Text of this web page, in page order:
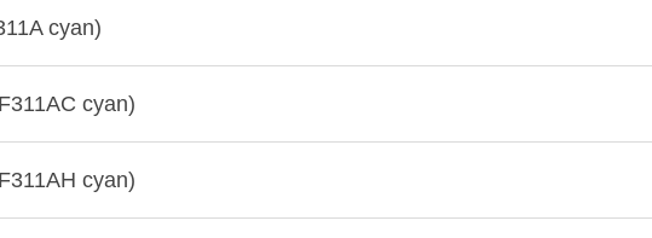
cyan)
cyan)
cyan)